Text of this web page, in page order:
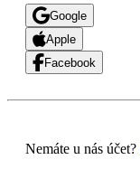
Google
Apple
Facebook
Nemáte u nás účet?